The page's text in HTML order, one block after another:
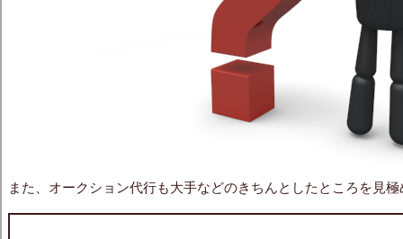
また、オークション代行も大手などのきちんとしたところを見